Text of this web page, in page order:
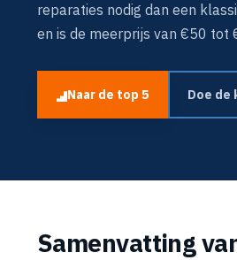
reparaties nodig dan een
en is de meerprijs van €50 tot
Naar de top 5 Doe de
Samenvatting